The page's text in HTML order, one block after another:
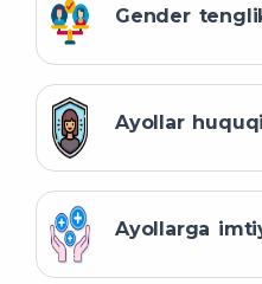
Gender
Ayollar
Ayollarga